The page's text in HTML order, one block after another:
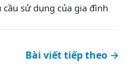
sử dụng của gia đình
Bài viết tiếp theo →